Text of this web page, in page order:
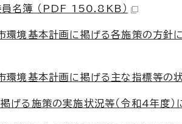
員名簿 （PDF 150.8KB）
環境基本計画に掲げる各施策の方針
環境基本計画に掲げる主な指標等
掲げる施策の実施状況等（令和4年度